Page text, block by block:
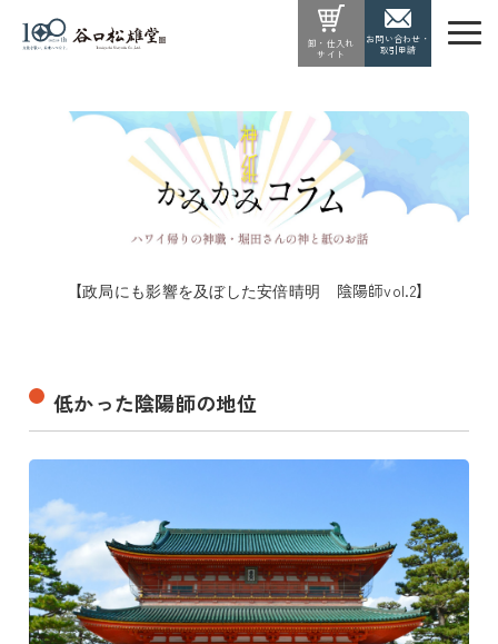
卸・仕入れ
サイト
お問い合わせ・
取引申請
【政局にも影響を及ぼした安倍晴明 陰陽師vol.2】
低かった陰陽師の地位